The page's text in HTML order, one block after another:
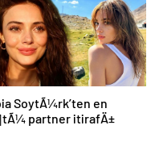
SoytÃ¼rk’ten en
partner itirafÄ±